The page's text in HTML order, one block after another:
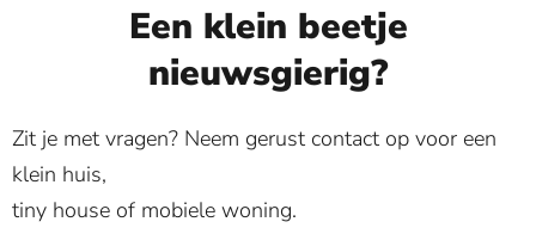
Een klein beetje
nieuwsgierig?
Zit je met vragen? Neem gerust contact op voor een
klein huis,
tiny house of mobiele woning.